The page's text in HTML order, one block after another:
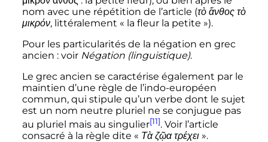
nom avec une répétition de l’article (τὸ ἄνθος τὸ
μικρόν, littéralement « la fleur la petite »).
Pour les particularités de la négation en grec
ancien : voir Négation (linguistique).
Le grec ancien se caractérise également par le
maintien d’une règle de l’indo-européen
commun, qui stipule qu’un verbe dont le sujet
est un nom neutre pluriel ne se conjugue pas
au pluriel mais au singulier[11]. Voir l’article
consacré à la règle dite « Τὰ ζῷα τρέχει ».